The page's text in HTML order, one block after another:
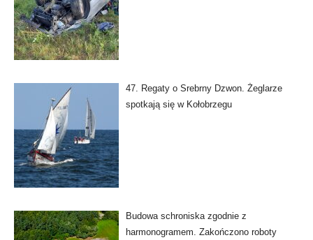
47. Regaty o Srebrny Dzwon. Żeglarze
spotkają się w Kołobrzegu
Budowa schroniska zgodnie z
harmonogramem. Zakończono roboty